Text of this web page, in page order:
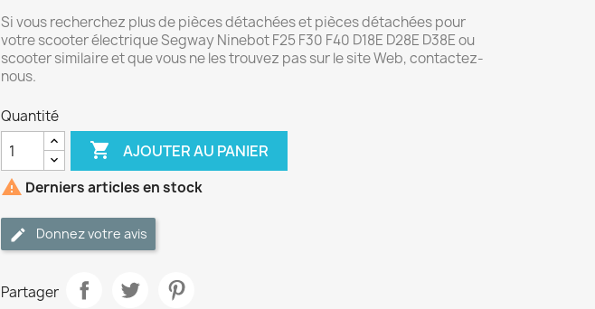
Si vous recherchez plus de pièces détachées et pièces détachées pour
votre scooter électrique Segway Ninebot F25 F30 F40 D18E D28E D38E ou
scooter similaire et que vous ne les trouvez pas sur le site Web, contactez-
nous.
Quantité
 AJOUTER AU PANIER
 Derniers articles en stock
Donnez votre avis
Partager